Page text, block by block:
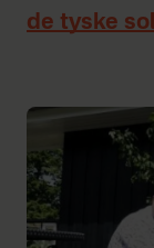
de tyske